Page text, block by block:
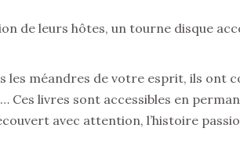
de leurs hôtes, un tourne disque
méandres de votre esprit, ils ont
Ces livres sont accessibles en
avec attention, l’histoire